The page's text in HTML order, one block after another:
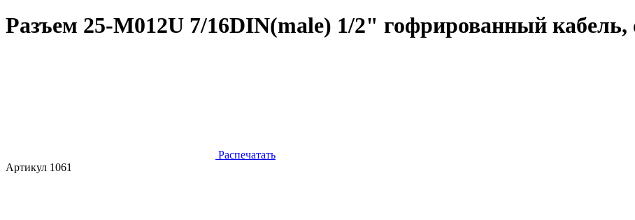
Разъем 25-M012U 7/16DIN(male) 1/2" гофрированный
Распечатать
Артикул 1061